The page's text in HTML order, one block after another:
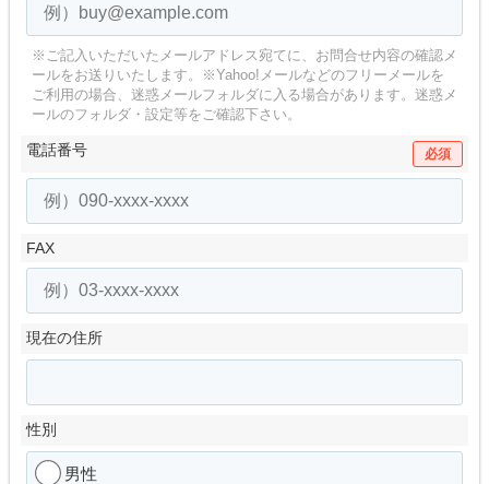
※ご記入いただいたメールアドレス宛てに、お問合せ内容の確認メ
ールをお送りいたします。
※Yahoo!メールなどのフリーメールを
ご利用の場合、迷惑メールフォルダに入る場合があります。 迷惑メ
ールのフォルダ・設定等をご確認下さい。
電話番号 必須
FAX
現在の住所
性別
男性